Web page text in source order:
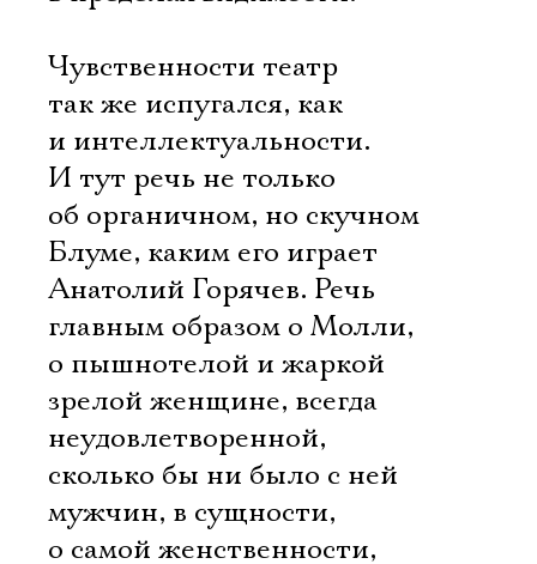
Чувственности театр
так же испугался, как
и интеллектуальности.
И тут речь не только
об органичном, но скучном
Блуме, каким его играет
Анатолий Горячев. Речь
главным образом о Молли,
о пышнотелой и жаркой
зрелой женщине, всегда
неудовлетворенной,
сколько бы ни было с ней
мужчин, в сущности,
о самой женственности,